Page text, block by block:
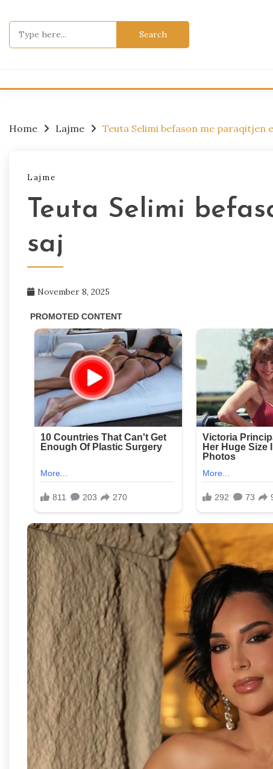
to
content
Home Lajme Teuta Selimi befason me paraqitjen
Lajme
Teuta Selimi
saj
November 8, 2025